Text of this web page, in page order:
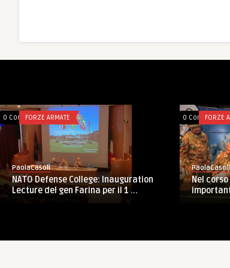
0 CommentsFORZE ARMATE
PaolaCasoli
UNIFIL, Libano: arrivato il sesto
elicottero AB-212 per la Task Fo ...